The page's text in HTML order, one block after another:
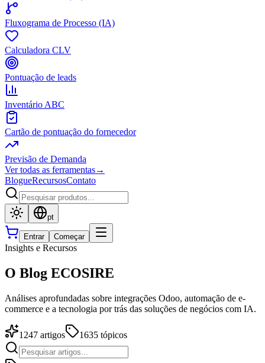
Fluxograma de Processo (IA)
Calculadora CLV
Pontuação de leads
Inventário ABC
Cartão de pontuação do fornecedor
Previsão de Demanda
Ver todas as ferramentas→
BlogueRecursosContato
pt
Entrar Começar
Insights e Recursos
O Blog ECOSIRE
Análises aprofundadas sobre integrações Odoo, automação de e-
commerce e a tecnologia por trás das soluções de negócios com IA.
1247 artigos 1635 tópicos